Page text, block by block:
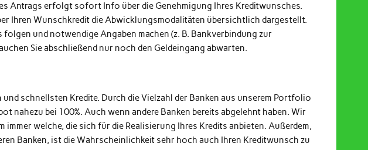
Antrags erfolgt sofort Info über die Genehmigung Ihres Kreditwunsches.
Ihren Wunschkredit die Abwicklungsmodalitäten übersichtlich dargestellt.
und notwendige Angaben machen (z. B. Bankverbindung zur
Sie abschließend nur noch den Geldeingang abwarten.
schnellsten Kredite. Durch die Vielzahl der Banken aus unserem Portfolio
nahezu bei 100%. Auch wenn andere Banken bereits abgelehnt haben. Wir
immer welche, die sich für die Realisierung Ihres Kredits anbieten. Außerdem,
Banken, ist die Wahrscheinlichkeit sehr hoch auch Ihren Kreditwunsch zu